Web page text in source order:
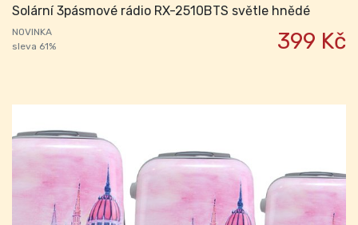
Solární 3pásmové rádio RX-2510BTS světle hnědé
NOVINKA
sleva 61%
399 Kč